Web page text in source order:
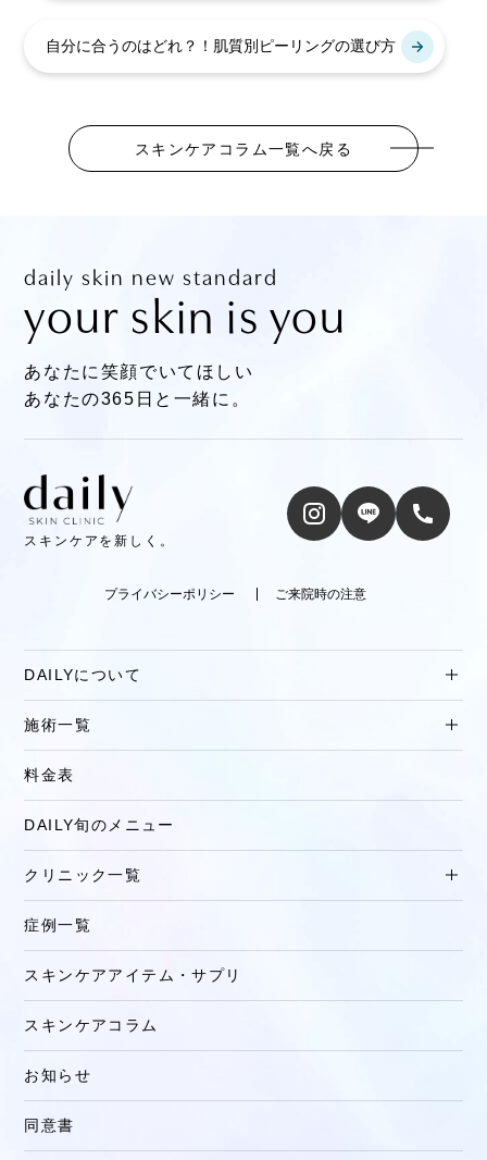
自分に合うのはどれ？！肌質別ピーリングの選び方
スキンケアコラム一覧へ戻る
daily skin new standard
your skin is you
あなたに笑顔でいてほしい
あなたの365日と一緒に。
スキンケアを新しく。
プライバシーポリシー ご来院時の注意
DAILYについて
施術一覧
料金表
DAILY旬のメニュー
クリニック一覧
症例一覧
スキンケアアイテム・サプリ
スキンケアコラム
お知らせ
同意書